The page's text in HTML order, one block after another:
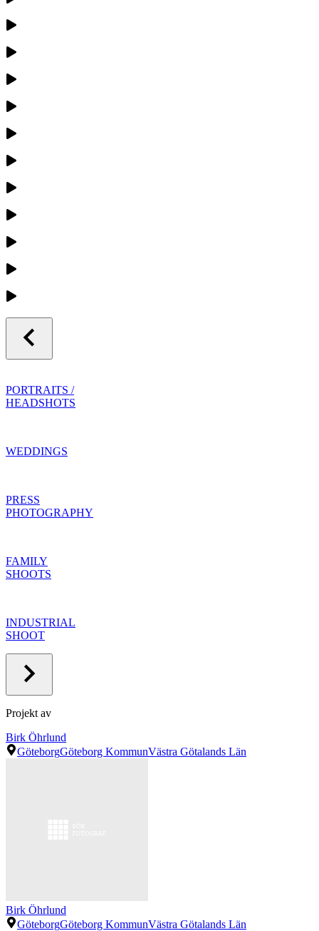
PORTRAITS /
HEADSHOTS
WEDDINGS
PRESS
PHOTOGRAPHY
FAMILY
SHOOTS
INDUSTRIAL
SHOOT
Projekt av
Birk Öhrlund
GöteborgGöteborg KommunVästra Götalands Län
Birk Öhrlund
GöteborgGöteborg KommunVästra Götalands Län